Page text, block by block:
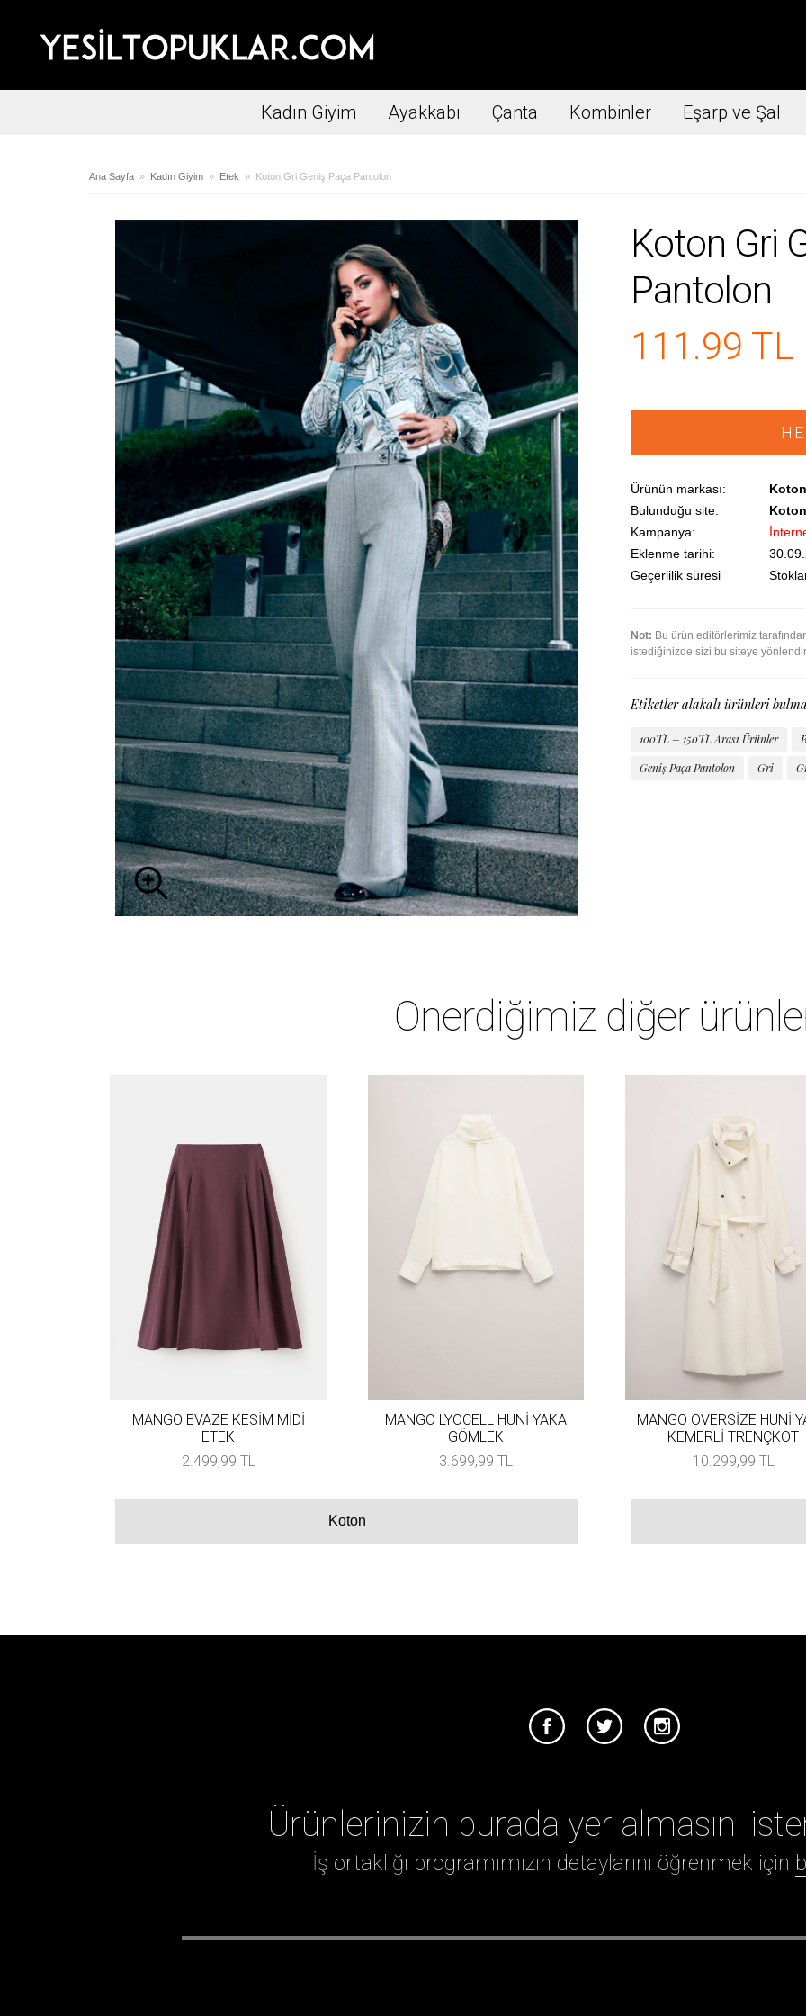
Kadın Giyim Ayakkabı Çanta Kombinler Eşarp ve Şal
Ana Sayfa » Kadın Giyim » Etek » Koton Gri Geniş Paça Pantolon
Koton Gri
Pantolon
111.99 TL
Ürünün markası:
Koton
Bulunduğu site:
Kampanya:
Eklenme tarihi:
Geçerlilik süresi
Not: Bu ürün editörlerimiz
istediğinizde sizi bu siteye
Etiketler alakalı ürünleri
100TL – 150TL Arası Ürünler
Geniş Paça Pantolon
Gri
Önerdiğimiz diğer
MANGO EVAZE KESİM MİDİ
ETEK
2.499,99 TL
MANGO LYOCELL HUNİ YAKA
GÖMLEK
3.699,99 TL
MANGO OVERSİZE HUNİ
KEMERLİ TRENÇKOT
10.299,99 TL
Koton
Ürünlerinizin burada yer almasını
İş ortaklığı programımızın detaylarını öğrenmek için